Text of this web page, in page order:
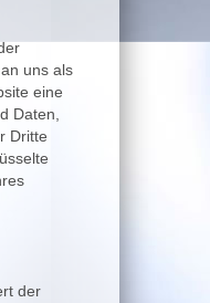
uns als
eine
Daten,
Dritte
der